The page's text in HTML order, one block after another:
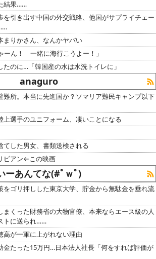
結果……
を引き出す中国の外交戦略、他国がサプライチェー
まりかさん、なんかヤバい
ーん！ 一緒に海行こうよー！」
たのに…「韓国産の水は水洗トイレに」
anaguro
難所。本当に先進国か？ソマリア難民キャンプ以下
上選手のユニフォーム、凄いことになる
てした男女、書類送検される
ビアン←この映画
ーあんてな(#ﾟｗﾟ)
をゴリ押しした東京大学、貯金から無駄金を垂れ流
まくった財務省の大物官僚、本来ならエース級の人
トに送られ……
高が一軍に上がれない理由
金たった15万円…日本法人社長「何をすれば評価が